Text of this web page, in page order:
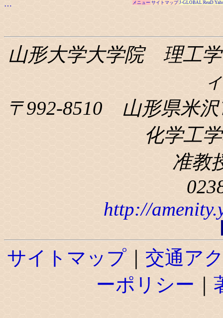
… メニュー サイトマップ J-GLOBAL ReaD
山形大学大学院 理工
〒992-8510 山形県米沢
化学工
准教
http://
サイトマップ
交通ア
ーポリシー ｜